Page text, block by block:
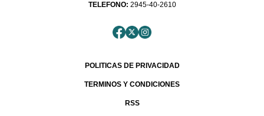
TELEFONO: 2945-40-2610
POLITICAS DE PRIVACIDAD
TERMINOS Y CONDICIONES
RSS